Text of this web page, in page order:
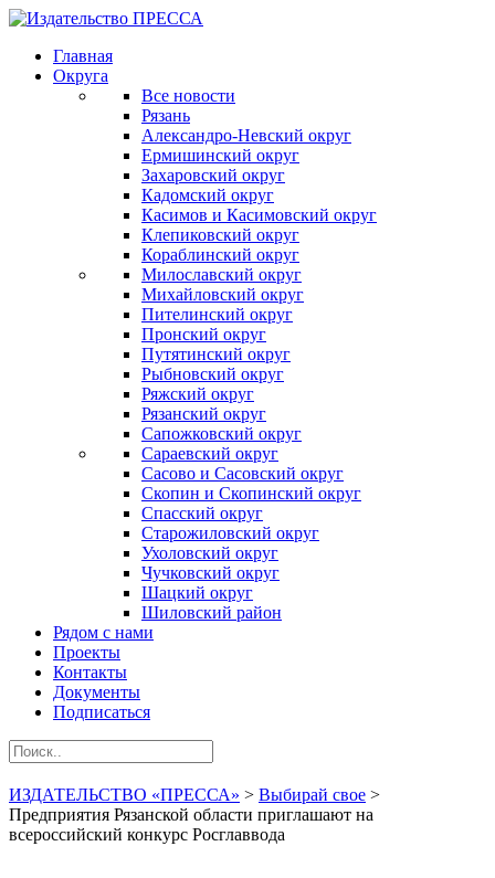
Главная
Округа
Все новости
Рязань
Александро-Невский округ
Ермишинский округ
Захаровский округ
Кадомский округ
Касимов и Касимовский округ
Клепиковский округ
Кораблинский округ
Милославский округ
Михайловский округ
Пителинский округ
Пронский округ
Путятинский округ
Рыбновский округ
Ряжский округ
Рязанский округ
Сапожковский округ
Сараевский округ
Сасово и Сасовский округ
Скопин и Скопинский округ
Спасский округ
Старожиловский округ
Ухоловский округ
Чучковский округ
Шацкий округ
Шиловский район
Рядом с нами
Проекты
Контакты
Документы
Подписаться
ИЗДАТЕЛЬСТВО «ПРЕССА» > Выбирай свое >
Предприятия Рязанской области приглашают на
всероссийский конкурс Росглаввода